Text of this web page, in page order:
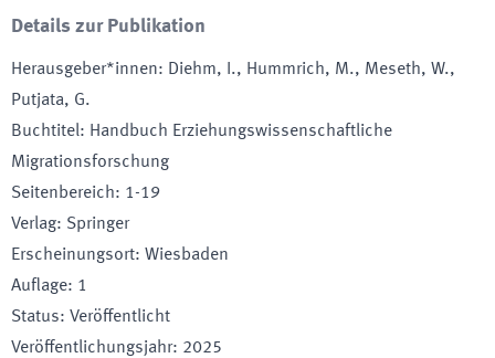
Details zur Publikation
Herausgeber*innen: Diehm, I., Hummrich, M., Meseth, W.,
Putjata, G.
Buchtitel: Handbuch Erziehungswissenschaftliche
Migrationsforschung
Seitenbereich: 1-19
Verlag: Springer
Erscheinungsort: Wiesbaden
Auflage: 1
Status: Veröffentlicht
Veröffentlichungsjahr: 2025